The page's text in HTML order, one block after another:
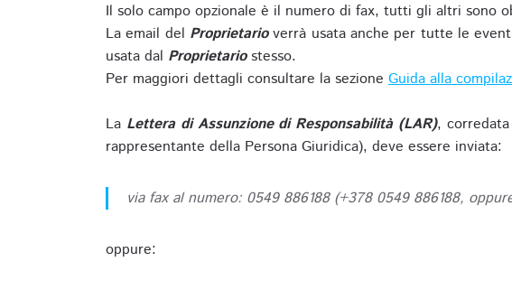
Il solo campo opzionale è il numero di fax, tutti gli altri sono
La email del Proprietarioverrà usata anche per tutte le
usata dal Proprietariostesso.
Per maggiori dettagli consultare la sezione Guida alla
La Lettera di Assunzione di Responsabilità (LAR),
rappresentante della Persona Giuridica), deve essere inviata:
via fax al numero: 0549 886188 (+378 0549 886188,
oppure: